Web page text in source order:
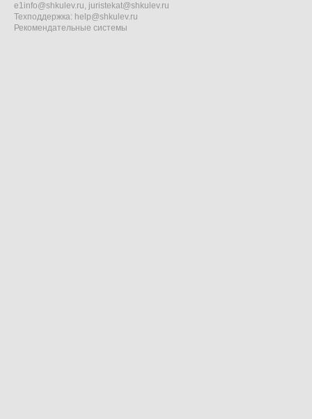
e1info@shkulev.ru, juristekat@shkulev.ru
Техподдержка: help@shkulev.ru
Рекомендательные системы